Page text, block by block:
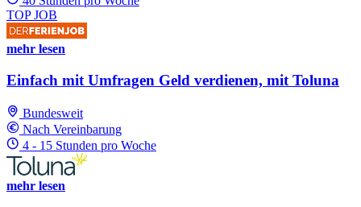
TOP JOB
mehr lesen
Einfach mit Umfragen Geld verdienen, mit Toluna
Bundesweit
Nach Vereinbarung
4 - 15 Stunden pro Woche
mehr lesen